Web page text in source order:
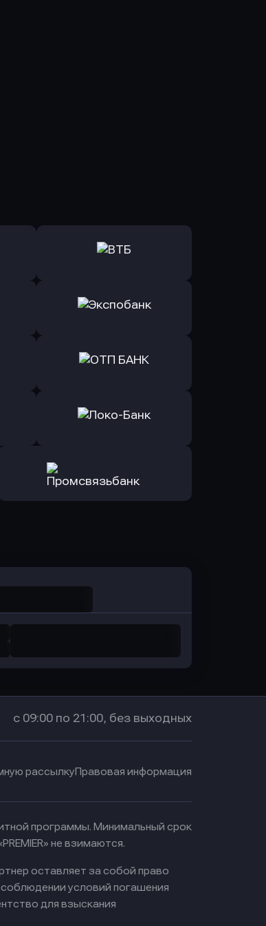
Оправить заявку
Оправить заявку
Оправить заявку
в Локо-Банк
с 09:00 по 21:00, без выходных
рассылкуПравовая информация
программы. Минимальный срок
не взимаются.
оставляет за собой право
условий погашения
для взыскания